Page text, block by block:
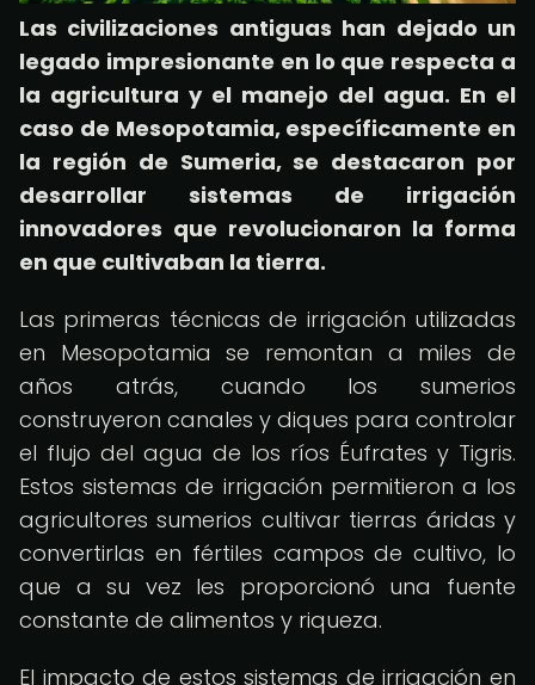
Las civilizaciones antiguas han dejado un
legado impresionante en lo que respecta a
la agricultura y el manejo del agua. En el
caso de Mesopotamia, específicamente en
la región de Sumeria, se destacaron por
desarrollar sistemas de irrigación
innovadores que revolucionaron la forma
en que cultivaban la tierra.
Las primeras técnicas de irrigación utilizadas
en Mesopotamia se remontan a miles de
años atrás, cuando los sumerios
construyeron canales y diques para controlar
el flujo del agua de los ríos Éufrates y Tigris.
Estos sistemas de irrigación permitieron a los
agricultores sumerios cultivar tierras áridas y
convertirlas en fértiles campos de cultivo, lo
que a su vez les proporcionó una fuente
constante de alimentos y riqueza.
El impacto de estos sistemas de irrigación en